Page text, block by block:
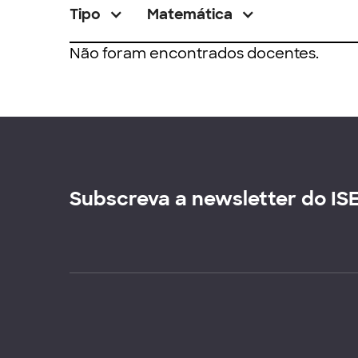
Tipo Matemática
Não foram encontrados docentes.
Subscreva a newsletter do